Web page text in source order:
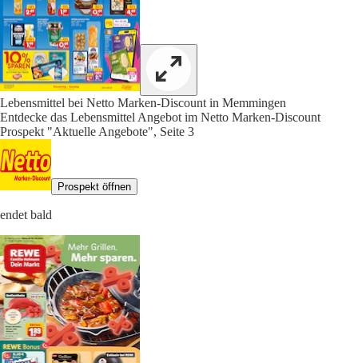
Lebensmittel bei Netto Marken-Discount in Memmingen
Entdecke das Lebensmittel Angebot im Netto Marken-Discount
Prospekt "Aktuelle Angebote", Seite 3
Prospekt öffnen
endet bald